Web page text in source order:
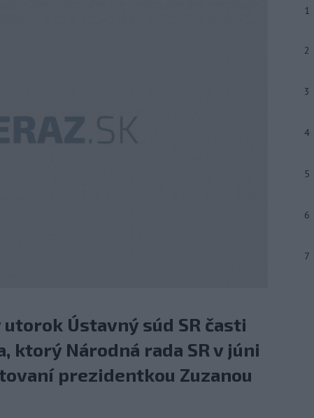
Ústavný súd SR časti
ktorý Národná rada SR v júni
prezidentkou Zuzanou
1
2
3
4
5
6
7